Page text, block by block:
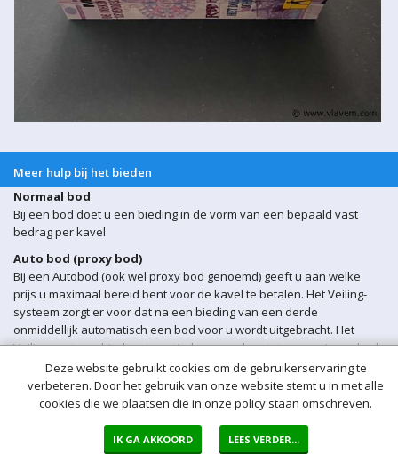
Meer hulp bij het bieden
Normaal bod
Bij een bod doet u een bieding in de vorm van een bepaald vast
bedrag per kavel
Auto bod (proxy bod)
Bij een Autobod (ook wel proxy bod genoemd) geeft u aan welke
prijs u maximaal bereid bent voor de kavel te betalen. Het Veiling-
systeem zorgt er voor dat na een bieding van een derde
onmiddellijk automatisch een bod voor u wordt uitgebracht. Het
Veiling-systeem biedt automatisch voor u door tot uw maximum bod
is bereikt.
Sluitingsmoment kavel
Indien er op een bepaald moment een bieding op een kavel wordt
ontvangen binnen 5 min voor sluiting van de veiling, wordt het
sluitingsmoment van de betreffende kavel automatisch verlengd
Deze website gebruikt cookies om de gebruikerservaring te
verbeteren. Door het gebruik van onze website stemt u in met alle
cookies die we plaatsen die in onze policy staan omschreven.
IK GA AKKOORD LEES VERDER...